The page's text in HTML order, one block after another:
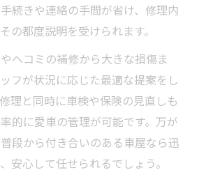
続きや連絡の手間が省け、修理内
の都度説明を受けられます。
ヘコミの補修から大きな損傷ま
フが状況に応じた最適な提案をし
理と同時に車検や保険の見直しも
的に愛車の管理が可能です。万が
段から付き合いのある車屋なら迅
安心して任せられるでしょう。